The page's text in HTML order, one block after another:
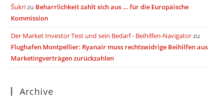
Šukrizu Beharrlichkeit zahlt sich aus … für die Europäische
Kommission
Der Market Investor Test und sein Bedarf - Beihilfen-Navigatorzu
Flughafen Montpellier: Ryanair muss rechtswidrige Beihilfen aus
Marketingverträgen zurückzahlen
Archive